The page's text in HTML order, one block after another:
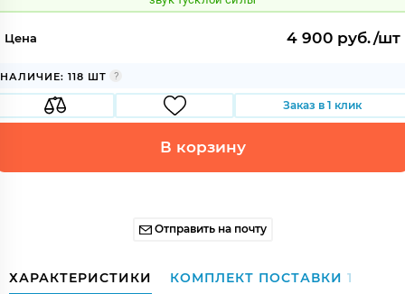
Цена 4 900 руб./шт
НАЛИЧИЕ: 118 ШТ
Заказ в 1 клик
В корзину
Отправить на почту
ХАРАКТЕРИСТИКИ КОМПЛЕКТ ПОСТАВКИ 1